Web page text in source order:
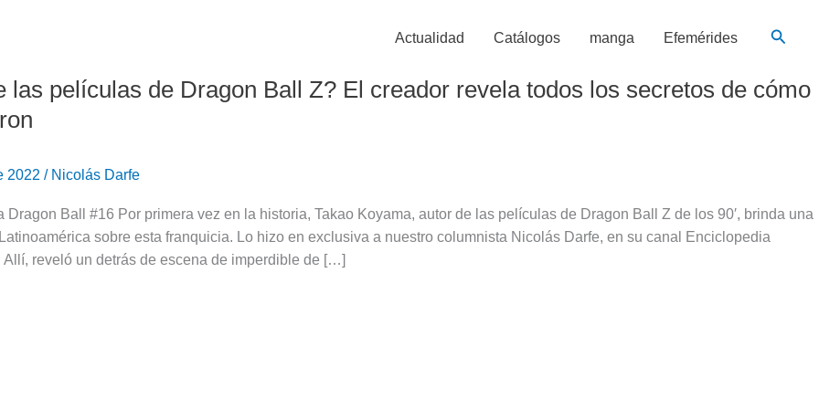
Actualidad Catálogos manga Efemérides
las películas de Dragon Ball Z? El creador revela todos los secretos de cómo
2022 / Nicolás Darfe
Dragon Ball #16 Por primera vez en la historia, Takao Koyama, autor de las películas de Dragon Ball Z de los 90′, brinda una
sobre esta franquicia. Lo hizo en exclusiva a nuestro columnista Nicolás Darfe, en su canal Enciclopedia
Allí, reveló un detrás de escena de imperdible de […]